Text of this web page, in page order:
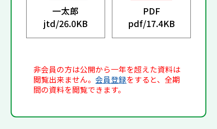
一太郎
jtd/26.0KB
PDF
pdf/17.4KB
非会員の方は公開から一年を超えた資料は
閲覧出来ません。会員登録をすると、全期
間の資料を閲覧できます。